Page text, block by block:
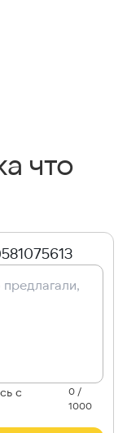
что
с
0 /
1000